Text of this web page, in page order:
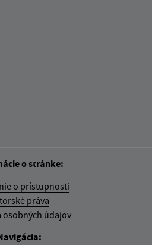
o stránke:
o prístupnosti
práva
osobných údajov